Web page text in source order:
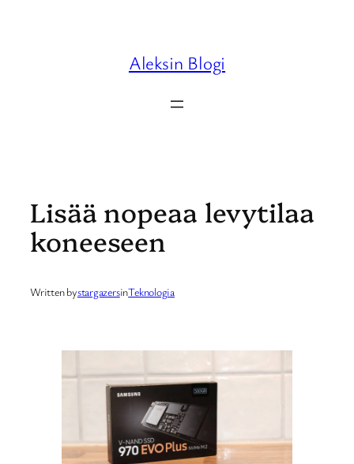
Aleksin Blogi
Lisää nopeaa levytilaa
koneeseen
Written bystargazersinTeknologia